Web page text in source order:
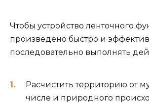
Чтобы устройство ленточного
произведено быстро и
последовательно выполнять
Расчистить территорию от
числе и природного